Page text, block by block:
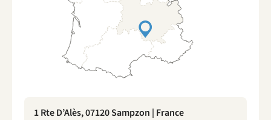
1 Rte D’Alès, 07120 Sampzon | France